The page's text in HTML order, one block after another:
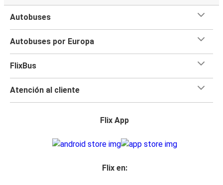
Autobuses
Autobuses por Europa
FlixBus
Atención al cliente
Flix App
Flix en: